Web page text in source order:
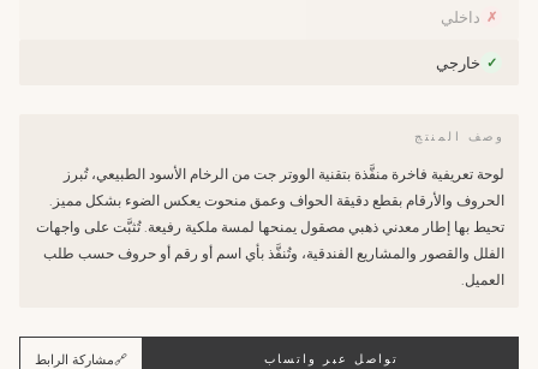
✗ داخلي
✓ خارجي
وصف المنتج
لوحة تعريفية فاخرة منفَّذة بتقنية الووتر جت من الرخام الأسود الطبيعي، تُبرز
الحروف والأرقام بقطع دقيقة الحواف وعمق منحوت يعكس الضوء بشكل مميز.
تحيط بها إطار معدني ذهبي مصقول يمنحها لمسة ملكية رفيعة. تُثبَّت على واجهات
الفلل والقصور والمشاريع الفندقية، وتُنفَّذ بأي اسم أو رقم أو حروف حسب طلب
العميل.
تواصل عبر واتساب 🔗مشاركة الرابط